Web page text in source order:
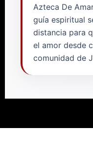
Azteca De
guía espiritual
distancia para
el amor desde
comunidad de